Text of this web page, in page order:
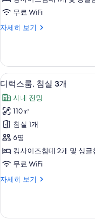
실
개
진
모
두
보
기
무료 WiFi
자세히 보기
디
침
실
2
개
자
세
히
보
기
디
럭
스
룸,
침
실
3
개
사
모
5
디럭스룸, 침실 3개
시내 전망
110㎡
침실 1개
6명
킹사이즈침대 2개 및 싱글
무료 WiFi
자세히 보기
디
침